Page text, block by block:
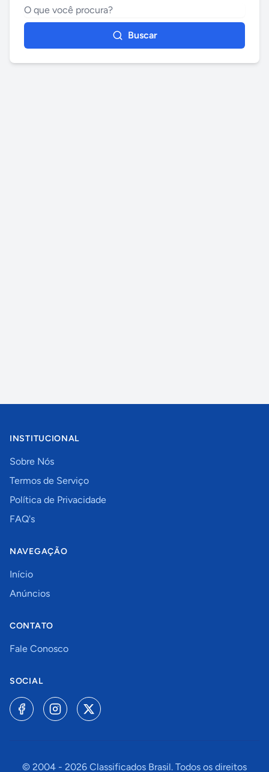
Buscar
INSTITUCIONAL
Sobre Nós
Termos de Serviço
Política de Privacidade
FAQ's
NAVEGAÇÃO
Início
Anúncios
CONTATO
Fale Conosco
SOCIAL
© 2004 - 2026 Classificados Brasil. Todos os direitos